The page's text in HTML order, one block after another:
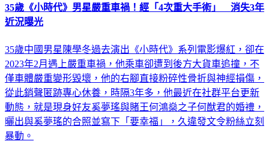
35歲《小時代》男星嚴重車禍！經「4次重大手術」 消失3年
近況曝光
35歲中國男星陳學冬過去演出《小時代》系列電影爆紅，卻在
2023年2月遇上嚴重車禍，他乘車卻遭到後方大貨車追撞，不
僅車體嚴重變形毀壞，他的右腳直接粉碎性骨折與神經損傷，
從此銷聲匿跡專心休養，時隔3年多，他最近在社群平台更新
動態，就是現身好友奚夢瑤與賭王何鴻燊之子何猷君的婚禮，
曬出與奚夢瑤的合照並寫下「要幸福」，久違發文令粉絲立刻
暴動。